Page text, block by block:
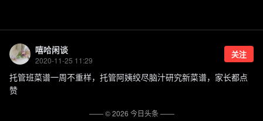
嘻哈闲谈
2020-11-25 11:29
关注
托管班菜谱一周不重样，托管阿姨绞尽脑汁研究新菜谱，家长都点
赞
—— ©2026 今日头条——